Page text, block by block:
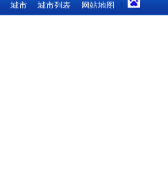
城市 城市列表 网站地图